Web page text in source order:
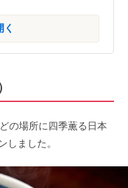
く
の場所に四季薫る日本
しました。